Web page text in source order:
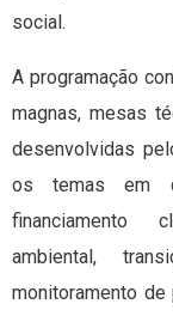
social.
A programação
magnas, mesas
desenvolvidas
os temas em
financiamento
ambiental,
monitoramento